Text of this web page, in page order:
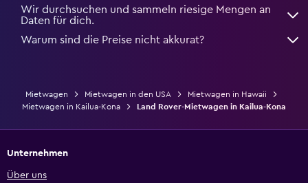
Wir durchsuchen und sammeln riesige Mengen an
Daten für dich.
Warum sind die Preise nicht akkurat?
Mietwagen Mietwagen in den USA
Mietwagen in Hawaii
Mietwagen in Kailua-Kona
Land Rover-Mietwagen in Kailua-Kona
Unternehmen
Über uns